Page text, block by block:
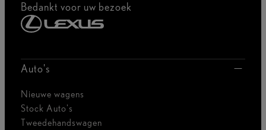
Bedankt voor uw bezoek
Auto's
Nieuwe wagens
Stock Auto's
Tweedehandswagen